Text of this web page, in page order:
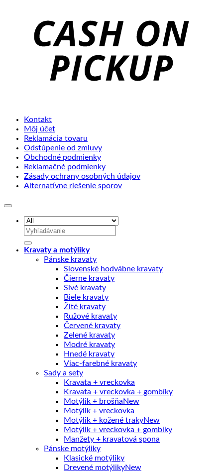
Kontakt
Môj účet
Reklamácia tovaru
Odstúpenie od zmluvy
Obchodné podmienky
Reklamačné podmienky
Zásady ochrany osobných údajov
Alternatívne riešenie sporov
Hľadať:
Kravaty a motýliky
Pánske kravaty
Slovenské hodvábne kravaty
Čierne kravaty
Sivé kravaty
Biele kravaty
Žlté kravaty
Ružové kravaty
Červené kravaty
Zelené kravaty
Modré kravaty
Hnedé kravaty
Viac-farebné kravaty
Sady a sety
Kravata + vreckovka
Kravata + vreckovka + gombíky
Motýlik + brošňa
Motýlik + vreckovka
Motýlik + kožené traky
Motýlik + vreckovka + gombíky
Manžety + kravatová spona
Pánske motýliky
Klasické motýliky
Drevené motýliky